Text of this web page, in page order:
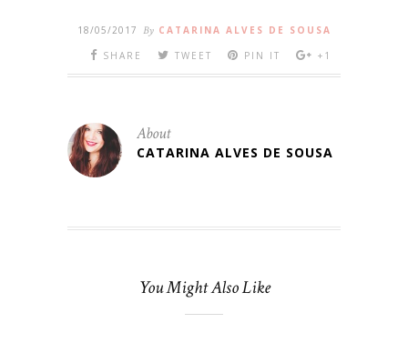
18/05/2017 By CATARINA ALVES DE SOUSA
SHARE
TWEET PIN IT +1
About
CATARINA ALVES DE SOUSA
You Might Also Like